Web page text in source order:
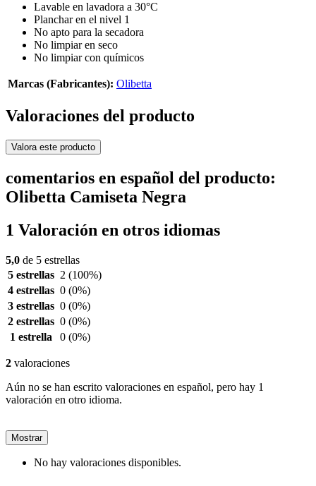
Lavable en lavadora a 30°C
Planchar en el nivel 1
No apto para la secadora
No limpiar en seco
No limpiar con químicos
Marcas (Fabricantes): Olibetta
Valoraciones del producto
Valora este producto
comentarios en español del producto:
Olibetta Camiseta Negra
1 Valoración en otros idiomas
5,0 de 5 estrellas
5 estrellas 2 (100%)
4 estrellas 0 (0%)
3 estrellas 0 (0%)
2 estrellas 0 (0%)
1 estrella
0 (0%)
2 valoraciones
Aún no se han escrito valoraciones en español, pero hay 1
valoración en otro idioma.
Mostrar
No hay valoraciones disponibles.